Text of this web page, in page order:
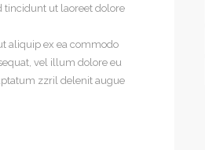
tincidunt ut laoreet dolore
aliquip ex ea commodo
vel illum dolore eu
zzril delenit augue